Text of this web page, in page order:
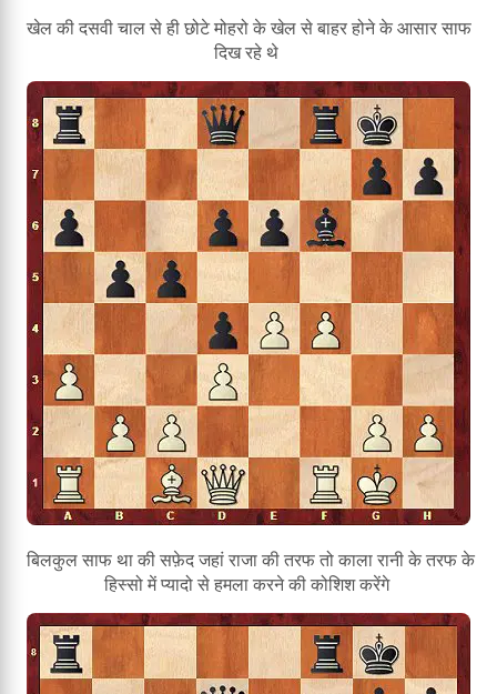
खेल की दसवी चाल से ही छोटे मोहरो के खेल से बाहर होने के आसार साफ
दिख रहे थे
बिलकुल साफ था की सफ़ेद जहां राजा की तरफ तो काला रानी के तरफ के
हिस्सो में प्यादो से हमला करने की कोशिश करेंगे